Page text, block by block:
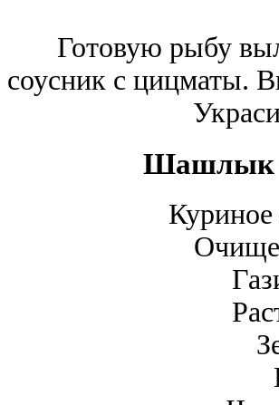
Готовую рыбу
соусник с цицматы.
Шашлык